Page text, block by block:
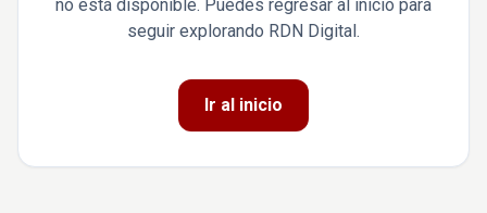
no está disponible. Puedes regresar al inicio para
seguir explorando RDN Digital.
Ir al inicio